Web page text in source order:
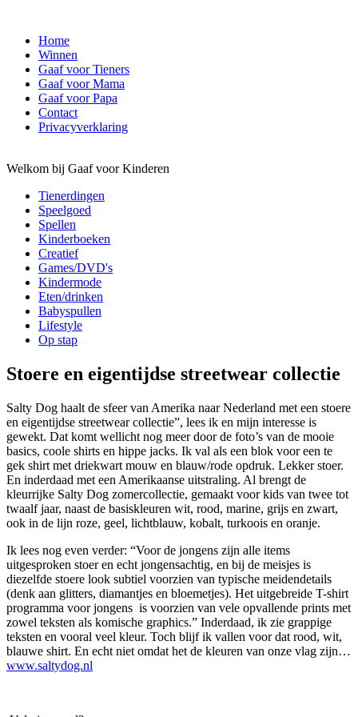
Home
Winnen
Gaaf voor Tieners
Gaaf voor Mama
Gaaf voor Papa
Contact
Privacyverklaring
Welkom bij Gaaf voor Kinderen
Tienerdingen
Speelgoed
Spellen
Kinderboeken
Creatief
Games/DVD's
Kindermode
Eten/drinken
Babyspullen
Lifestyle
Op stap
Stoere en eigentijdse streetwear collectie
Salty Dog haalt de sfeer van Amerika naar Nederland met een stoere
en eigentijdse streetwear collectie”, lees ik en mijn interesse is
gewekt. Dat komt wellicht nog meer door de foto’s van de mooie
basics, coole shirts en hippe jacks. Ik val als een blok voor een te
gek shirt met driekwart mouw en blauw/rode opdruk. Lekker stoer.
En inderdaad met een Amerikaanse uitstraling. Al brengt de
kleurrijke Salty Dog zomercollectie, gemaakt voor kids van twee tot
twaalf jaar, naast de basiskleuren wit, rood, marine, grijs en zwart,
ook in de lijn roze, geel, lichtblauw, kobalt, turkoois en oranje.
Ik lees nog even verder: “Voor de jongens zijn alle items
uitgesproken stoer en echt jongensachtig, en bij de meisjes is
diezelfde stoere look subtiel voorzien van typische meidendetails
(denk aan glitters, diamantjes en bloemetjes). Het uitgebreide T-shirt
programma voor jongens is voorzien van vele opvallende prints met
zowel teksten als komische graphics.” Inderdaad, ik zie grappige
teksten en vooral veel kleur. Toch blijf ik vallen voor dat rood, wit,
blauwe shirt. En echt niet omdat het de kleuren van onze vlag zijn…
www.saltydog.nl